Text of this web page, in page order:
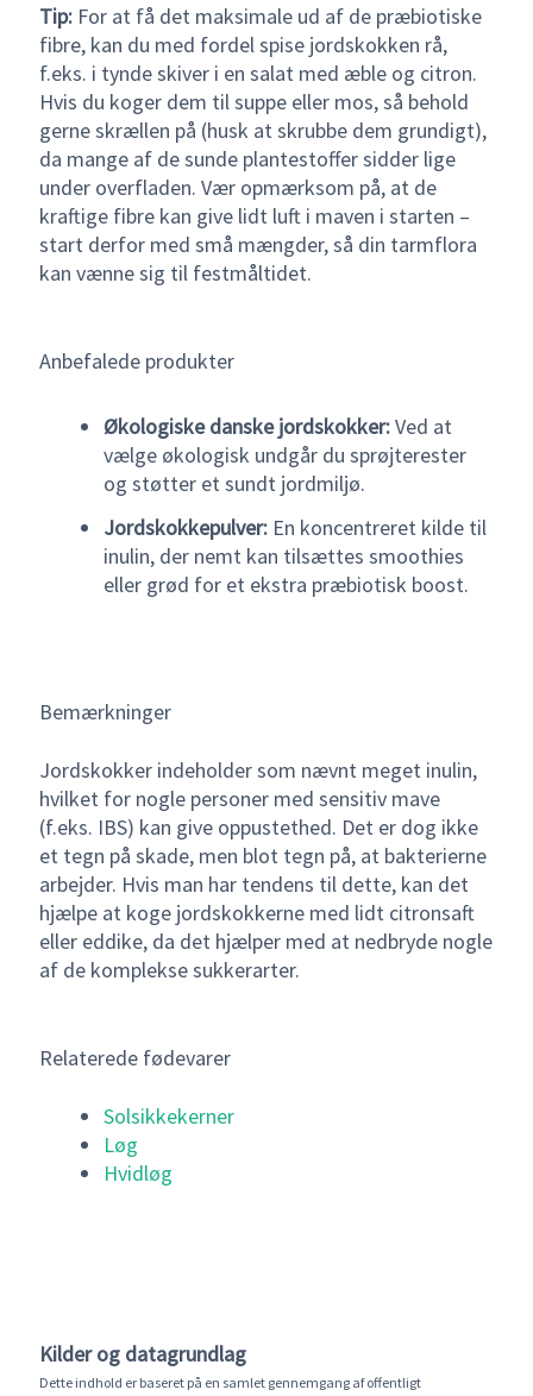
Tip:For at få det maksimale ud af de præbiotiske
fibre, kan du med fordel spise jordskokken rå,
f.eks. i tynde skiver i en salat med æble og citron.
Hvis du koger dem til suppe eller mos, så behold
gerne skrællen på (husk at skrubbe dem grundigt),
da mange af de sunde plantestoffer sidder lige
under overfladen. Vær opmærksom på, at de
kraftige fibre kan give lidt luft i maven i starten –
start derfor med små mængder, så din tarmflora
kan vænne sig til festmåltidet.
Anbefalede produkter
Økologiske danske jordskokker:Ved at
vælge økologisk undgår du sprøjterester
og støtter et sundt jordmiljø.
Jordskokkepulver:En koncentreret kilde til
inulin, der nemt kan tilsættes smoothies
eller grød for et ekstra præbiotisk boost.
Bemærkninger
Jordskokker indeholder som nævnt meget inulin,
hvilket for nogle personer med sensitiv mave
(f.eks. IBS) kan give oppustethed. Det er dog ikke
et tegn på skade, men blot tegn på, at bakterierne
arbejder. Hvis man har tendens til dette, kan det
hjælpe at koge jordskokkerne med lidt citronsaft
eller eddike, da det hjælper med at nedbryde nogle
af de komplekse sukkerarter.
Relaterede fødevarer
Solsikkekerner
Løg
Hvidløg
Kilder og datagrundlag
Dette indhold er baseret på en samlet gennemgang af offentligt